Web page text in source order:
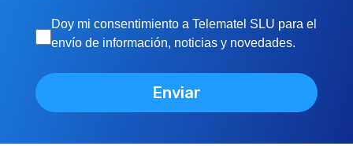
Doy mi consentimiento a Telematel SLU para el
envío de información, noticias y novedades.